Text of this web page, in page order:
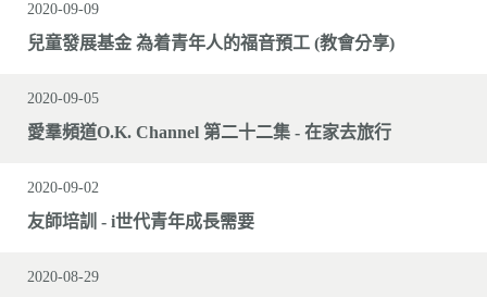
2020-09-09
兒童發展基金 為着青年人的福音預工 (教會分享)
2020-09-05
愛羣頻道O.K. Channel 第二十二集 - 在家去旅行
2020-09-02
友師培訓 - i世代青年成長需要
2020-08-29